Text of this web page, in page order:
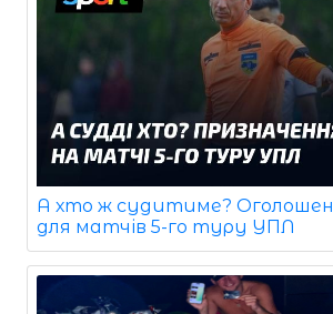
А хто ж судитиме?
для матчів 5-го туру УПЛ